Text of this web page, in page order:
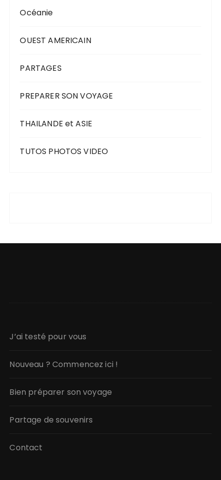
Océanie
OUEST AMERICAIN
PARTAGES
PREPARER SON VOYAGE
THAILANDE et ASIE
TUTOS PHOTOS VIDEO
J’ai testé pour vous
Nouveau ? Commencez ici !
Bien préparer son voyage
Partage de souvenirs
Contact